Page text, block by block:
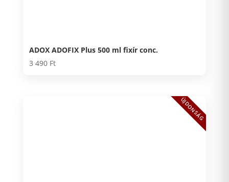
ADOX ADOFIX Plus 500 ml fixír conc.
3 490 Ft
ÚJDONSÁG